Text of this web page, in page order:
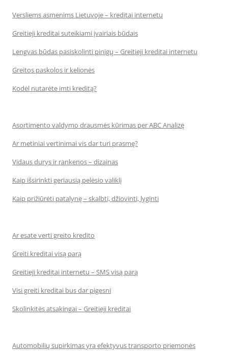
Versliems asmenims Lietuvoje – kreditai internetu
Greitieji kreditai suteikiami įvairiais būdais
Lengvas būdas pasiskolinti pinigų – Greitieji kreditai internetu
Greitos paskolos ir kelionės
Kodėl nutarėte imti kreditą?
Asortimento valdymo drausmės kūrimas per ABC Analizę
Ar metiniai vertinimai vis dar turi prasmę?
Vidaus durys ir rankenos – dizainas
Kaip išsirinkti geriausią pelėsio valiklį
Kaip prižiūrėti patalynę – skalbti, džiovinti, lyginti
Ar esate verti greito kredito
Greiti kreditai visą parą
Greitieji kreditai internetu – SMS visą parą
Visi greiti kreditai bus dar pigesni
Skolinkitės atsakingai – Greitieji kreditai
Automobilių supirkimas yra efektyvus transporto priemonės